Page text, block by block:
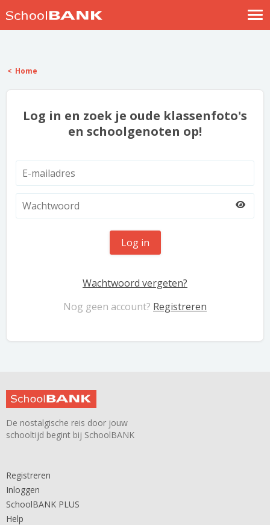
Help
Home
Log in en zoek je oude klassenfoto's
en schoolgenoten op!
Log in
Wachtwoord vergeten?
Nog geen account? Registreren
De nostalgische reis door jouw
schooltijd begint bij SchoolBANK
Registreren
Inloggen
SchoolBANK PLUS
Help